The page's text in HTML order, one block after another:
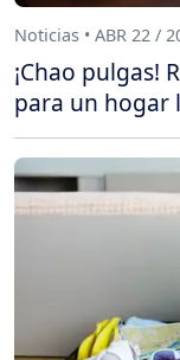
Noticias • ABR 22 /
¡Chao pulgas!
para un hogar